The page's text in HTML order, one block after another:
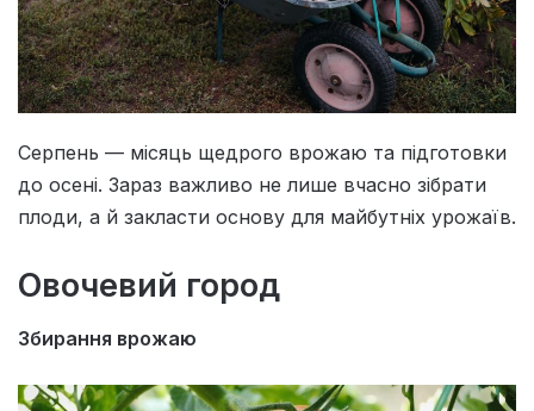
Серпень — місяць щедрого врожаю та підготовки
до осені. Зараз важливо не лише вчасно зібрати
плоди, а й закласти основу для майбутніх урожаїв.
Овочевий город
Збирання врожаю